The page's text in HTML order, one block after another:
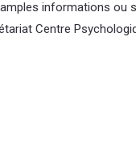
informations ou
Centre